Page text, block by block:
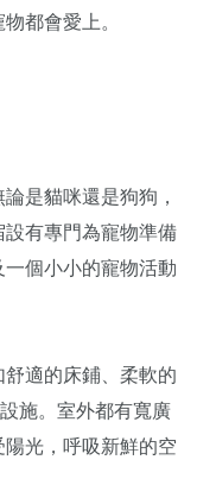
都會愛上。
是貓咪還是狗狗，
有專門為寵物準備
個小小的寵物活動
適的床鋪、柔軟的
施。室外都有寬廣
光，呼吸新鮮的空